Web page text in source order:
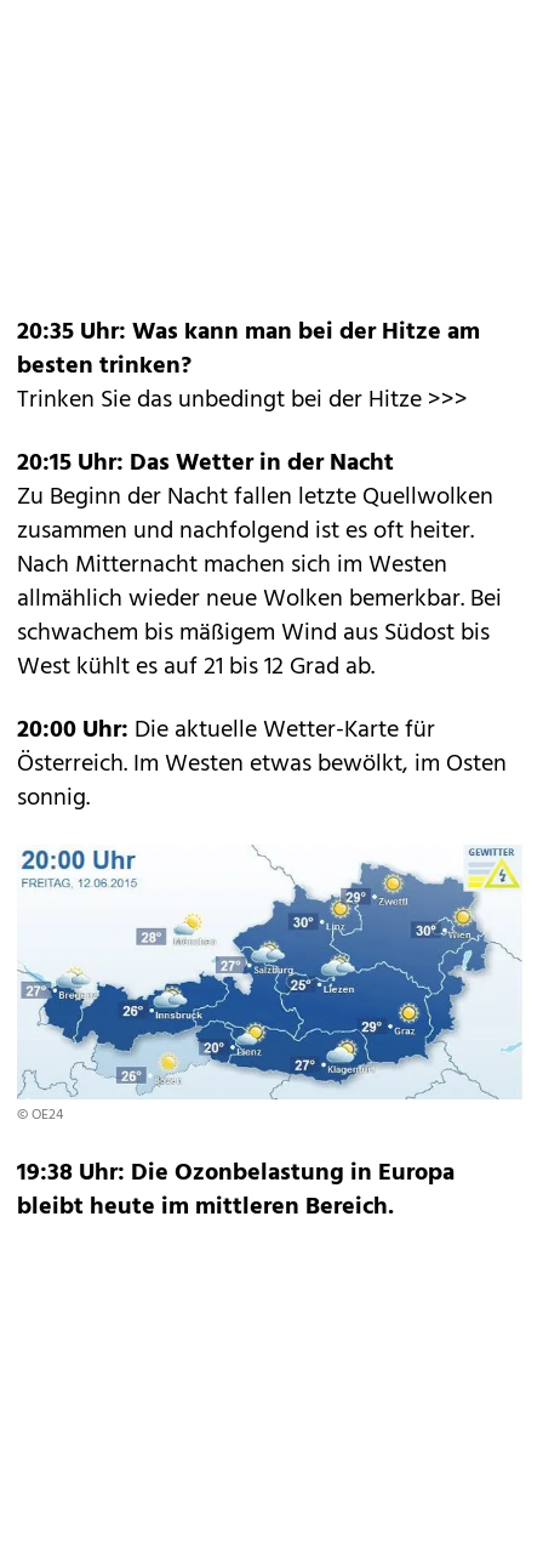
20:35 Uhr: Was kann man bei der Hitze am
besten trinken?
Trinken Sie das unbedingt bei der Hitze >>>
20:15 Uhr: Das Wetter in der Nacht
Zu Beginn der Nacht fallen letzte Quellwolken
zusammen und nachfolgend ist es oft heiter.
Nach Mitternacht machen sich im Westen
allmählich wieder neue Wolken bemerkbar. Bei
schwachem bis mäßigem Wind aus Südost bis
West kühlt es auf 21 bis 12 Grad ab.
20:00 Uhr: Die aktuelle Wetter-Karte für
Österreich. Im Westen etwas bewölkt, im Osten
sonnig.
© OE24
19:38 Uhr: Die Ozonbelastung in Europa
bleibt heute im mittleren Bereich.